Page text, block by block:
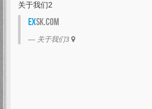
关于我们2
EXSK.com
关于我们3